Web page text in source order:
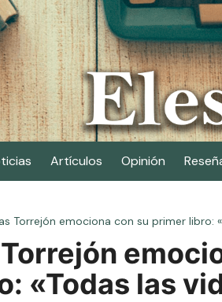
Artículos Opinión
Torrejón emociona con su primer libro:
«Todas las